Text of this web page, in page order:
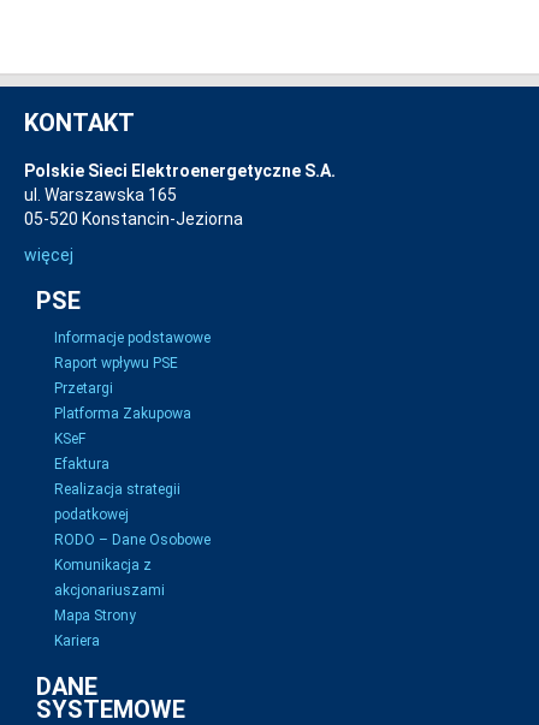
KONTAKT
Polskie Sieci Elektroenergetyczne S.A.
ul. Warszawska 165
05-520 Konstancin-Jeziorna
więcej
PSE
Informacje podstawowe
Raport wpływu PSE
Przetargi
Platforma Zakupowa
KSeF
Efaktura
Realizacja strategii
podatkowej
RODO – Dane Osobowe
Komunikacja z
akcjonariuszami
Mapa Strony
Kariera
DANE
SYSTEMOWE